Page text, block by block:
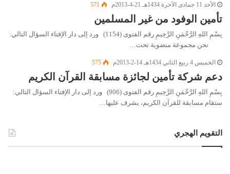
الأحد 11 جمادى الآخرة 1434هـ 21-4-2013م 571
تأمين الوفود من غير المسلمين
بِسْمِ اللهِ الرَّحْمَنِ الرَّحِيمِ رقم الفتوى (1154) ورد إلى دار الإفتاء السؤال التالي:
نحن مجموعة منضوية تحت…
الخميس 4 ربيع الثاني 1434هـ 14-2-2013م 575
دعم شركة تأمين لجائزة مسابقة القرآن الكريم
بِسْمِ اللهِ الرَّحْمَنِ الرَّحِيمِ رقم الفتوى (906) ورد إلى دار الإفتاء السؤال التالي:
ستقام مسابقة للقرآن الكريم، يشرف عليها…
التقويم الهجري